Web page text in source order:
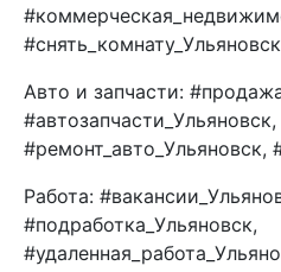
Авто и запчасти:
#автозапчасти_Ульяновск,
#ремонт_авто_Ульяновск,
Работа:
#подработка_Ульяновск,